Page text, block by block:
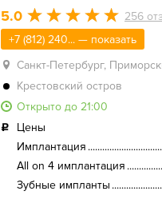
5.0
256
+7 (812) 240... — показать
Санкт-Петербург,
Крестовский остров
Открыто до 21:00
Цены
Имплантация
All on 4 имплантация
Зубные импланты